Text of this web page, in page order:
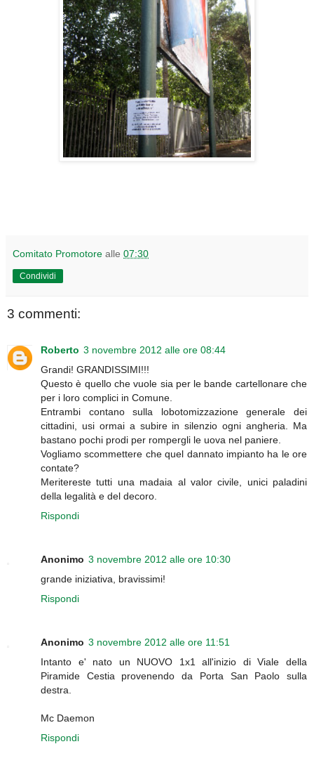
Comitato Promotore alle 07:30
Condividi
3 commenti:
Roberto 3 novembre 2012 alle ore 08:44
Grandi! GRANDISSIMI!!!
Questo è quello che vuole sia per le bande cartellonare che
per i loro complici in Comune.
Entrambi contano sulla lobotomizzazione generale dei
cittadini, usi ormai a subire in silenzio ogni angheria. Ma
bastano pochi prodi per rompergli le uova nel paniere.
Vogliamo scommettere che quel dannato impianto ha le ore
contate?
Meritereste tutti una madaia al valor civile, unici paladini
della legalità e del decoro.
Rispondi
Anonimo 3 novembre 2012 alle ore 10:30
grande iniziativa, bravissimi!
Rispondi
Anonimo 3 novembre 2012 alle ore 11:51
Intanto e' nato un NUOVO 1x1 all'inizio di Viale della
Piramide Cestia provenendo da Porta San Paolo sulla
destra.
Mc Daemon
Rispondi